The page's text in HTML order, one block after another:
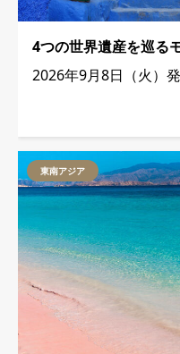
4つの世界遺産を巡
2026年9月8日（火）
東南アジア